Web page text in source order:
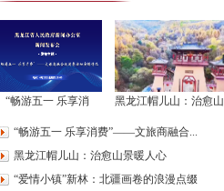
“畅游五一 乐享消
消费新闻发布会
黑龙江帽儿山：治愈山
“畅游五一 乐享消费”——文旅商融合...
黑龙江帽儿山：治愈山景暖人心
“爱情小镇”新林：北疆画卷的浪漫点缀